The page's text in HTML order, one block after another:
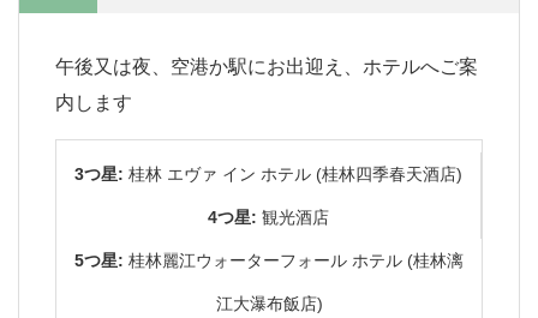
午後又は夜、空港か駅にお出迎え、ホテルへご案
内します
3つ星: 桂林 エヴァ イン ホテル (桂林四季春天酒店)
4つ星: 観光酒店
5つ星: 桂林麗江ウォーターフォール ホテル (桂林漓
江大瀑布飯店)